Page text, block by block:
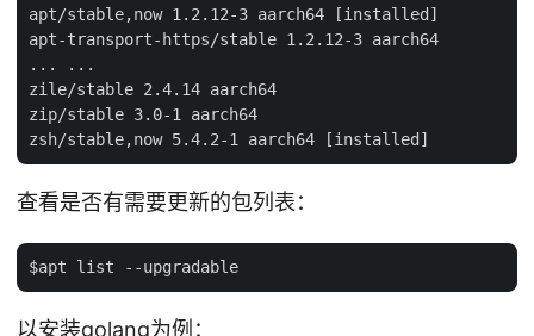
apt/stable,now 1.2.12-3 aarch64 [installed]
apt-transport-https/stable 1.2.12-3 aarch64
... ...
zile/stable 2.4.14 aarch64
zip/stable 3.0-1 aarch64
查看是否有需要更新的包列表：
以安装golang为例：